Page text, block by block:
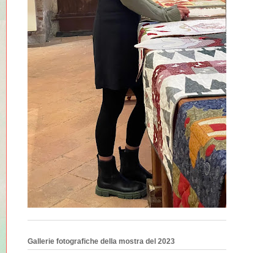
Gallerie fotografiche della mostra del 2023